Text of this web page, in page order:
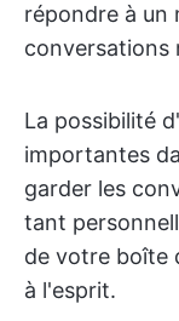
répondre à un
conversations
La possibilité
importantes
garder les
tant
de votre boîte
à l'esprit.